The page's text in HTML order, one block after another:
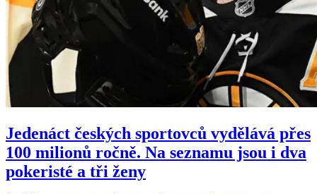
Jedenáct českých sportovců vydělává přes
100 milionů ročně. Na seznamu jsou i dva
pokeristé a tři ženy